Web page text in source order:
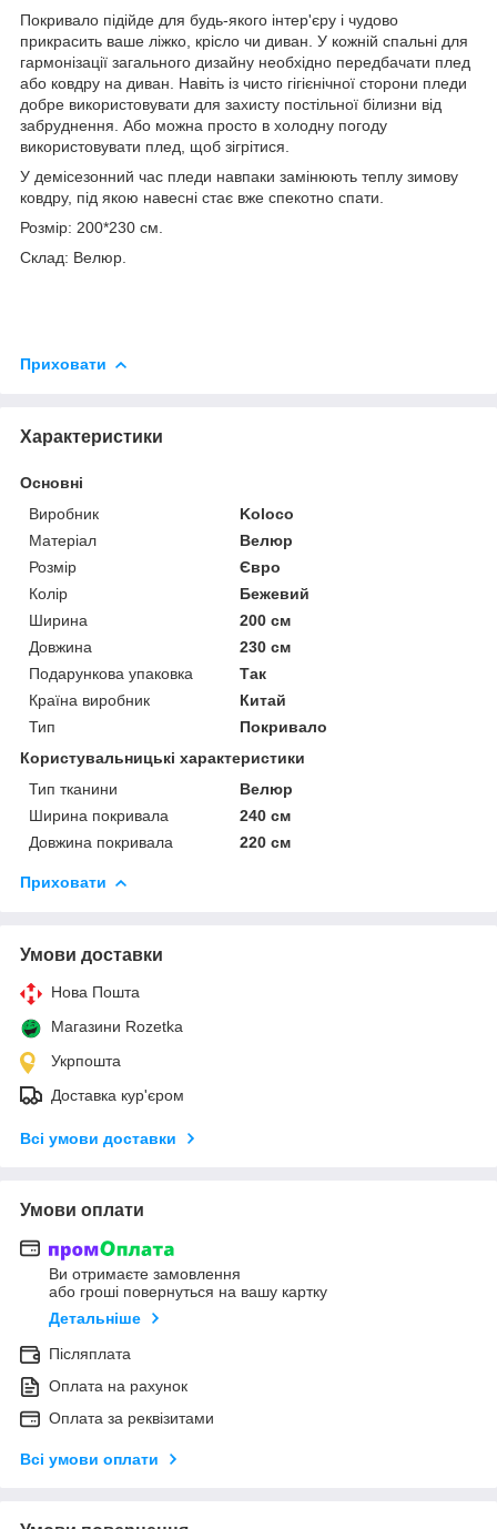
Покривало підійде для будь-якого інтер'єру і чудово
прикрасить ваше ліжко, крісло чи диван. У кожній спальні для
гармонізації загального дизайну необхідно передбачати плед
або ковдру на диван. Навіть із чисто гігієнічної сторони пледи
добре використовувати для захисту постільної білизни від
забруднення. Або можна просто в холодну погоду
використовувати плед, щоб зігрітися.
У демісезонний час пледи навпаки замінюють теплу зимову
ковдру, під якою навесні стає вже спекотно спати.
Розмір: 200*230 см.
Склад: Велюр.
Приховати
Характеристики
Основні
Виробник
Koloco
Матеріал
Велюр
Розмір
Євро
Колір
Бежевий
Ширина
200 см
Довжина
230 см
Подарункова упаковка
Так
Країна виробник
Китай
Тип
Покривало
Користувальницькі характеристики
Тип тканини
Велюр
Ширина покривала
240 см
Довжина покривала
220 см
Приховати
Умови доставки
Нова Пошта
Магазини Rozetka
Укрпошта
Доставка кур'єром
Всі умови доставки
Умови оплати
Ви отримаєте замовлення
або гроші повернуться на вашу картку
Детальніше
Післяплата
Оплата на рахунок
Оплата за реквізитами
Всі умови оплати